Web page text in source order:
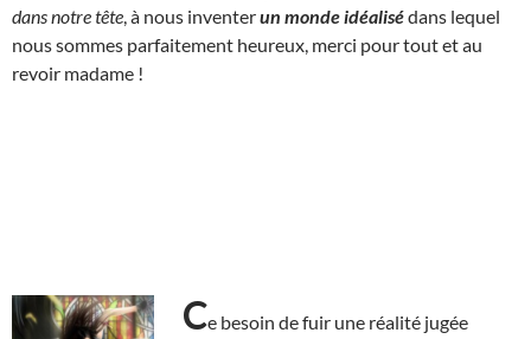
dans notre tête , à nous inventerun monde idéalisédans lequel
nous sommes parfaitement heureux, merci pour tout et au
revoir madame !
Ce besoin de fuir une réalité jugée